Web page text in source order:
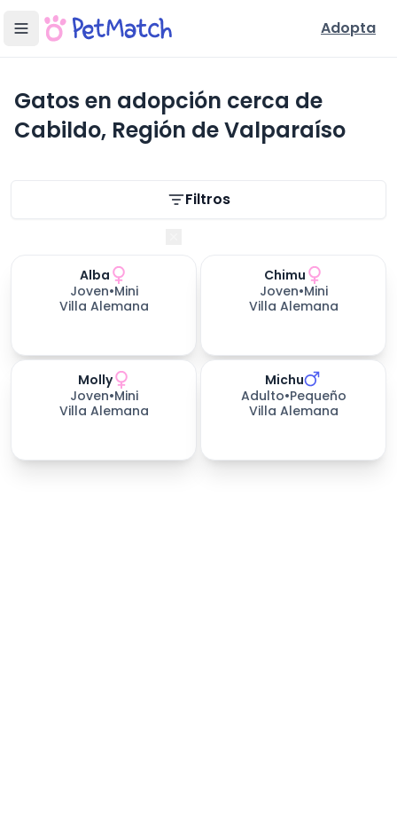
Adopta
Gatos en adopción cerca de
Cabildo, Región de Valparaíso
Filtros
Alba
Joven•Mini
Villa Alemana
Chimu
Joven•Mini
Villa Alemana
Molly
Joven•Mini
Villa Alemana
días esperando
Michu
Adulto•Pequeño
Villa Alemana